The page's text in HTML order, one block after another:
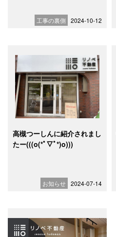
工事の裏側 2024-10-12
高槻つーしんに紹介されまし
たー(((o(*ﾟ▽ﾟ*)o)))
お知らせ 2024-07-14